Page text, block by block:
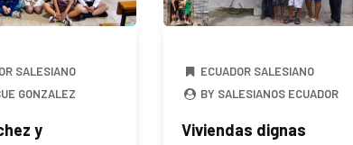
SALESIANO
GONZALEZ
y
ECUADOR SALESIANO
BY SALESIANOS ECUADOR
Viviendas dignas